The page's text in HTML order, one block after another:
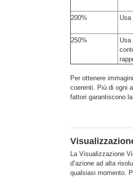
200% Usa
250%
Usa
Per ottenere
coerenti. Più di ogni
fattori garantiscono
La Visualizzazione
d’azione ad alta
qualsiasi momento.